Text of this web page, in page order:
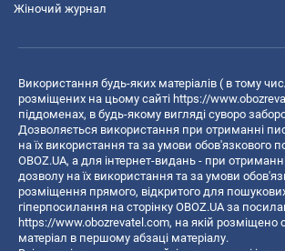
Жіночий журнал
Використання будь-яких матеріалів ( в тому
розміщених на цьому сайті https://
піддоменах, в будь-якому вигляді суворо
Дозволяється використання при отриманні
на їх використання та за умови обов'язкового
OBOZ.UA, а для інтернет-видань - при
дозволу на їх використання та за умови
розміщення прямого, відкритого для
гіперпосилання на сторінку OBOZ.UA за
https://www.obozrevatel.com, на якій розміщено
матеріал в першому абзаці матеріалу.